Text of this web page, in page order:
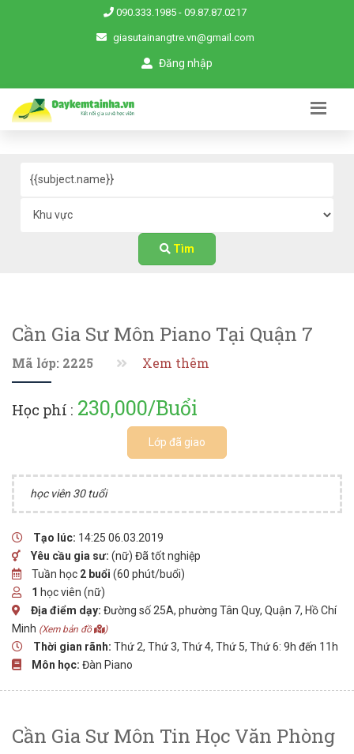
090.333.1985 - 09.87.87.0217
giasutainangtre.vn@gmail.com
Đăng nhập
Tìm
Cần Gia Sư Môn Piano Tại Quận 7
Mã lớp: 2225 Xem thêm
Học phí : 230,000/Buổi
Lớp đã giao
học viên 30 tuổi
Tạo lúc: 14:25 06.03.2019
Yêu cầu gia sư: (nữ) Đã tốt nghiệp
Tuần học 2 buổi (60 phút/buổi)
1 học viên (nữ)
Địa điểm dạy: Đường số 25A, phường Tân Quy, Quận 7, Hồ Chí
Minh (Xem bản đồ )
Thời gian rãnh: Thứ 2, Thứ 3, Thứ 4, Thứ 5, Thứ 6: 9h đến 11h
Môn học: Đàn Piano
Cần Gia Sư Môn Tin Học Văn Phòng